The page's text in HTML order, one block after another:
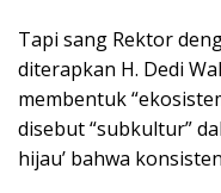
Tapi sang Rektor
diterapkan H. Dedi
membentuk
disebut “subkultur”
hijau’ bahwa